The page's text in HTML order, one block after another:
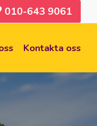
010-643 9061
Kontakta oss